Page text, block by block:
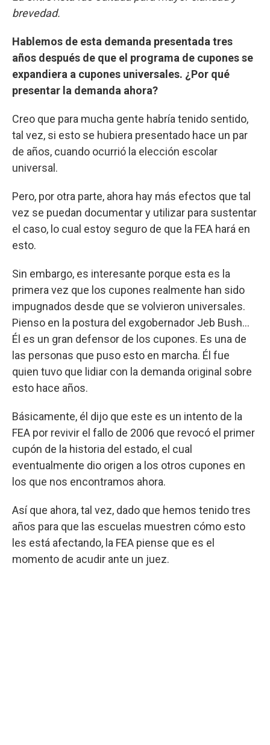
brevedad.
Hablemos de esta demanda presentada tres
años después de que el programa de cupones se
expandiera a cupones universales. ¿Por qué
presentar la demanda ahora?
Creo que para mucha gente habría tenido sentido,
tal vez, si esto se hubiera presentado hace un par
de años, cuando ocurrió la elección escolar
universal.
Pero, por otra parte, ahora hay más efectos que tal
vez se puedan documentar y utilizar para sustentar
el caso, lo cual estoy seguro de que la FEA hará en
esto.
Sin embargo, es interesante porque esta es la
primera vez que los cupones realmente han sido
impugnados desde que se volvieron universales.
Pienso en la postura del exgobernador Jeb Bush...
Él es un gran defensor de los cupones. Es una de
las personas que puso esto en marcha. Él fue
quien tuvo que lidiar con la demanda original sobre
esto hace años.
Básicamente, él dijo que este es un intento de la
FEA por revivir el fallo de 2006 que revocó el primer
cupón de la historia del estado, el cual
eventualmente dio origen a los otros cupones en
los que nos encontramos ahora.
Así que ahora, tal vez, dado que hemos tenido tres
años para que las escuelas muestren cómo esto
les está afectando, la FEA piense que es el
momento de acudir ante un juez.